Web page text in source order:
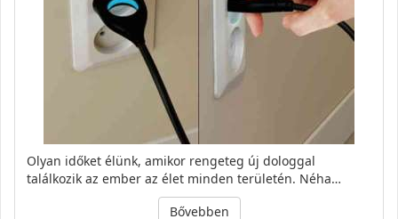
Olyan időket élünk, amikor rengeteg új dologgal
találkozik az ember az élet minden területén. Néha…
Bővebben